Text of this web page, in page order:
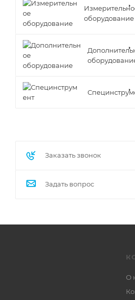
оборудование
Заказать звонок
Задать вопрос
О